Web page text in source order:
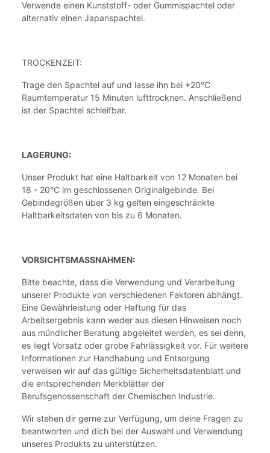
Verwende einen Kunststoff- oder Gummispachtel oder
alternativ einen Japanspachtel.
TROCKENZEIT:
Trage den Spachtel auf und lasse ihn bei +20°C
Raumtemperatur 15 Minuten lufttrocknen. Anschließend
ist der Spachtel schleifbar.
LAGERUNG:
Unser Produkt hat eine Haltbarkeit von 12 Monaten bei
18 - 20°C im geschlossenen Originalgebinde. Bei
Gebindegrößen über 3 kg gelten eingeschränkte
Haltbarkeitsdaten von bis zu 6 Monaten.
VORSICHTSMASSNAHMEN:
Bitte beachte, dass die Verwendung und Verarbeitung
unserer Produkte von verschiedenen Faktoren abhängt.
Eine Gewährleistung oder Haftung für das
Arbeitsergebnis kann weder aus diesen Hinweisen noch
aus mündlicher Beratung abgeleitet werden, es sei denn,
es liegt Vorsatz oder grobe Fahrlässigkeit vor. Für weitere
Informationen zur Handhabung und Entsorgung
verweisen wir auf das gültige Sicherheitsdatenblatt und
die entsprechenden Merkblätter der
Berufsgenossenschaft der Chemischen Industrie.
Wir stehen dir gerne zur Verfügung, um deine Fragen zu
beantworten und dich bei der Auswahl und Verwendung
unseres Produkts zu unterstützen.